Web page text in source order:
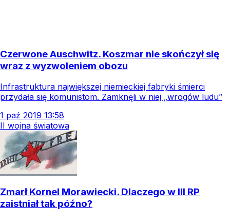
Czerwone Auschwitz. Koszmar nie skończył się
wraz z wyzwoleniem obozu
Infrastruktura największej niemieckiej fabryki śmierci
przydała się komunistom. Zamknęli w niej „wrogów ludu”
1 paź 2019 13:58
II wojna światowa
Zmarł Kornel Morawiecki. Dlaczego w III RP
zaistniał tak późno?